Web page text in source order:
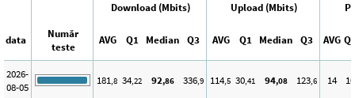
Download (Mbits) Upload (Mbits)
data
Număr
teste
AVG Q1 Median Q3 AVG Q1 Median Q3 AVG
2026-
08-05
181,8 34,22 92,86 336,9 114,5 30,41 94,08 123,6 14 10